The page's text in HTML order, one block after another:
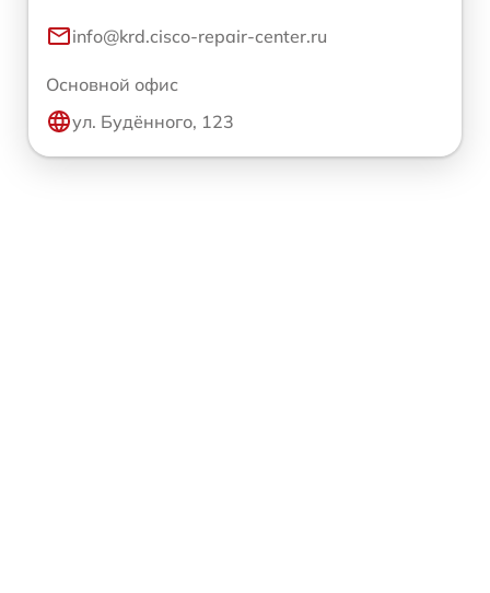
info@krd.cisco-repair-center.ru
Основной офис
ул. Будённого, 123